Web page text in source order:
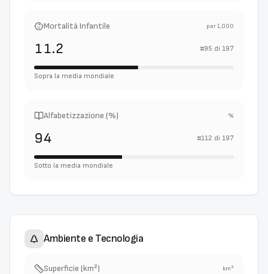
Mortalità Infantile per 1,000
11.2 #95 di 197
Sopra la media mondiale
Alfabetizzazione (%) %
94 #112 di 197
Sotto la media mondiale
Ambiente e Tecnologia
Superficie (km²) km²